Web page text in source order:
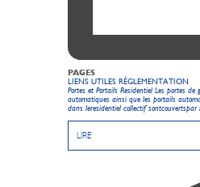
PAGES
LIENS UTILES RÉGLEMENTATION
Portes et Portails Residentiel Les portes
automatiques ainsi que les portails
dans leresidentiel collectif sontcouvertspar
LIRE